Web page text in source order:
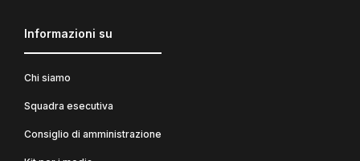
Informazioni su
Chi siamo
Squadra esecutiva
Consiglio di amministrazione